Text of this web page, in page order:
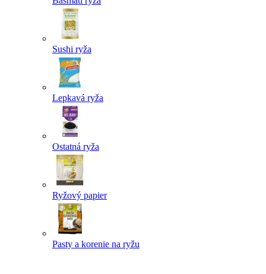
Sushi ryža
Lepkavá ryža
Ostatná ryža
Ryžový papier
Pasty a korenie na ryžu